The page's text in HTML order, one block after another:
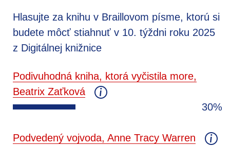
Hlasujte za knihu v Braillovom písme, ktorú si
budete môcť stiahnuť v 10. týždni roku 2025
z Digitálnej knižnice
Podivuhodná kniha, ktorá vyčistila more,
Beatrix Zaťková
30%
Podvedený vojvoda, Anne Tracy Warren